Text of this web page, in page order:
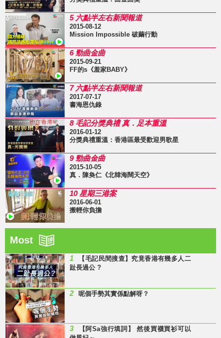
5 六點半左右新聞報道
2015-08-12
Mission Impossible 破繭行動
6 勁曲金曲
2015-09-21
FF的s《羞家BABY》
7 六點半左右新聞報道
2017-07-17
書海恩仇錄
8 毛記分獎典禮 真．足本重溫
2016-01-12
分獎典禮重溫：香港區最受歡迎男歌星
9 勁曲金曲
2015-10-05
真．陳奐仁《北韓海闊天空》
10 星期三港案
2016-06-01
搬輕你負擔
Most
1
【毛記民間搜查】究竟香港有幾多人二
趾長過公 ?
2 呢個手勢其實係點解呀？
3
【阿Sa強行填詞】 然後買襪買衫可以